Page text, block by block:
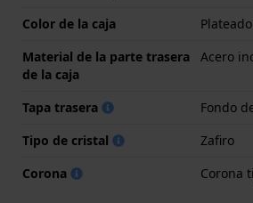
Color de la caja
Plateado
Material de la parte trasera
de la caja
Acero
Tapa trasera
Fondo
Tipo de cristal
Zafiro
Corona
Corona